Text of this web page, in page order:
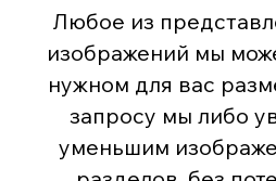
Любое из
изображений мы
нужном для вас
запросу мы либо
уменьшим